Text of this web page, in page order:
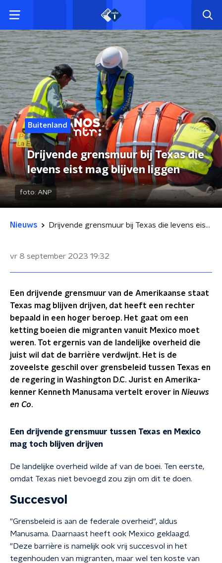
Buitenland
Drijvende grensmuur bij Texas die
levens eist mag blijven liggen
foto: ANP
Nieuws Drijvende grensmuur bij Texas die levens eist mag blijven liggen
vr 8 september 2023 19:32
Een drijvende grensmuur van de Amerikaanse staat
Texas mag blijven drijven, dat heeft een rechter
bepaald in een hoger beroep. Het gaat om een
ketting boeien die migranten vanuit Mexico moet
weren. Tot ergernis van de landelijke overheid die
juist wil dat de barrière verdwijnt. Het is de
zoveelste geschil over grensbeleid tussen Texas en
de regering in Washington D.C. Jurist en Amerika-
kenner Kenneth Manusama vertelt erover in Nieuws
en Co.
Een drijvende grensmuur tussen Texas en Mexico
mag toch blijven drijven
De landelijke overheid wilde af van de boei. Ten eerste,
omdat Texas niet bevoegd zou zijn om dit te doen.
Succesvol
"Grensbeleid is aan de federale overheid", aldus
Manusama. Daarnaast heeft ook Mexico geklaagd.
"Deze barrière is namelijk ook vrij succesvol in het
tegenhouden van migranten, maar wel ten koste van